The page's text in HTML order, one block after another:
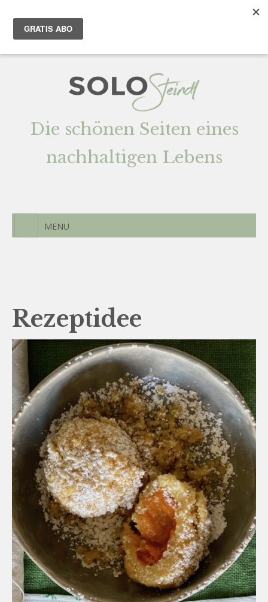
Team AGENTUR
Die schönen Seiten eines
nachhaltigen Lebens
MENU
Rezeptidee